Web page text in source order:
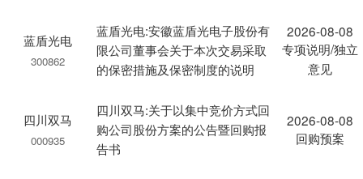
蓝盾光电
300862
蓝盾光电:安徽蓝盾光电子股份有
限公司董事会关于本次交易采取
的保密措施及保密制度的说明
2026-08-08
专项说明/独立
意见
四川双马
000935
四川双马:关于以集中竞价方式回
购公司股份方案的公告暨回购报
告书
2026-08-08
回购预案